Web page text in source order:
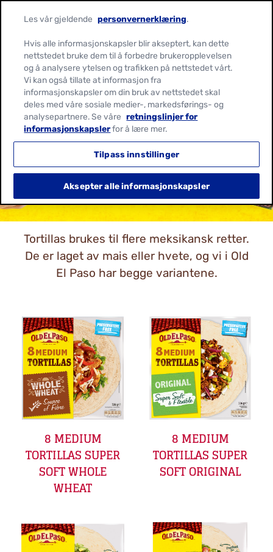
TORTILLAS
Tortillas brukes til flere meksikansk retter.
De er laget av mais eller hvete, og vi i Old
El Paso har begge variantene.
8 MEDIUM
TORTILLAS SUPER
SOFT WHOLE
WHEAT
8 MEDIUM
TORTILLAS SUPER
SOFT ORIGINAL
Les vår gjeldende personvernerklæring.
Hvis alle informasjonskapsler blir akseptert, kan dette
nettstedet bruke dem til å forbedre brukeropplevelsen
og å analysere ytelsen og trafikken på nettstedet vårt.
Vi kan også tillate at informasjon fra
informasjonskapsler om din bruk av nettstedet skal
deles med våre sosiale medier-, markedsførings- og
analysepartnere. Se våre retningslinjer for
informasjonskapslerfor å lære mer.
Tilpass innstillinger
Aksepter alle informasjonskapsler